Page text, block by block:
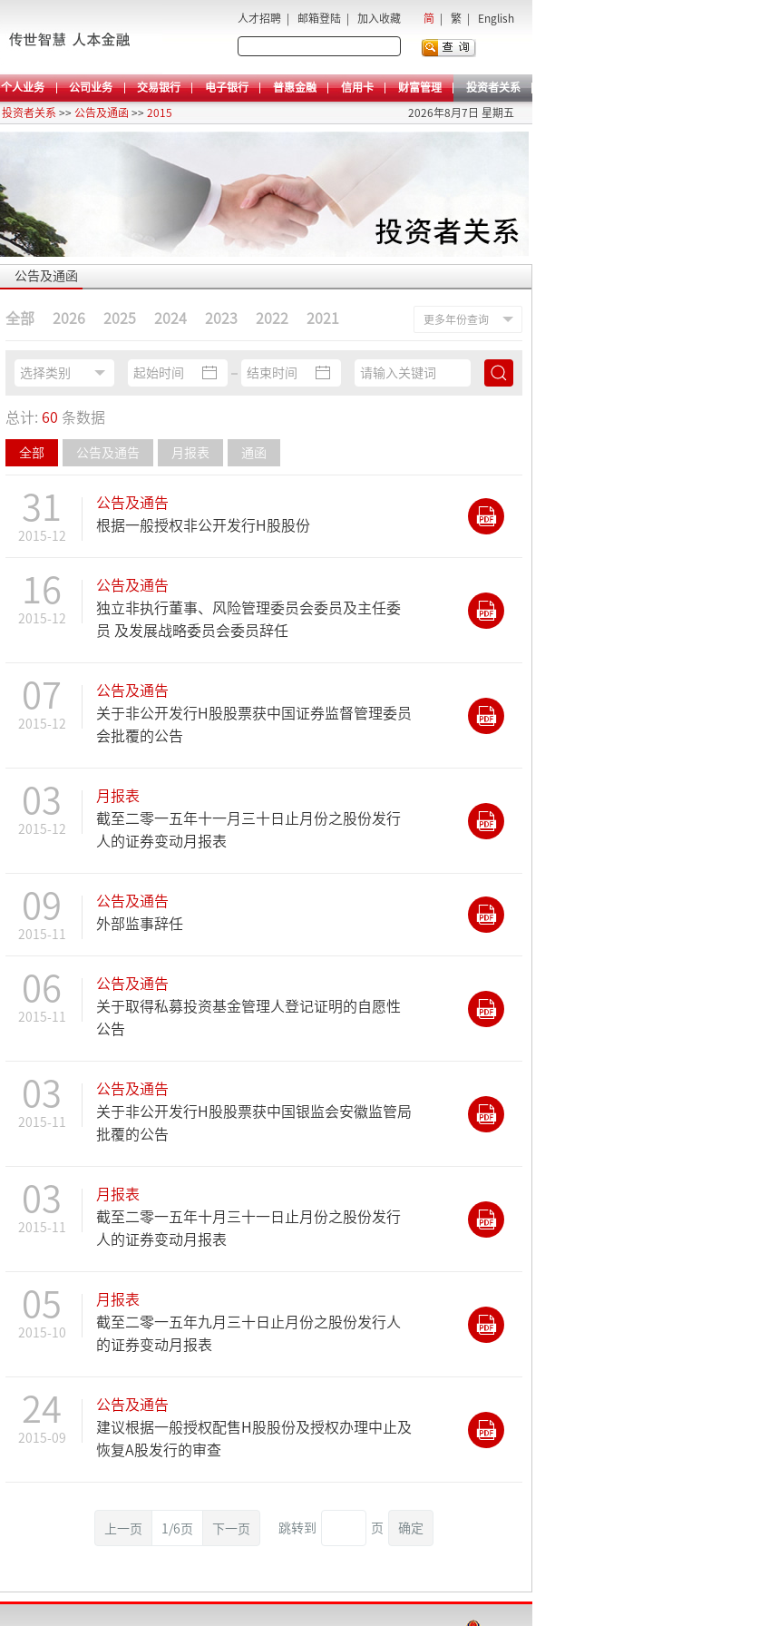
人才招聘 邮箱登陆 加入收藏 简 繁 English
个人业务 公司业务 交易银行 电子银行 普惠金融 信用卡 财富管理 投资者关系
投资者关系 >> 公告及通函 >> 2015 2026年8月7日 星期五
公告及通函
全部 2026 2025 2024 2023 2022 2021
总计: 60 条数据
全部 公告及通告 月报表 通函
31
2015-12
公告及通告
根据一般授权非公开发行H股股份
16
2015-12
公告及通告
独立非执行董事、风险管理委员会委员及主任委
员 及发展战略委员会委员辞任
07
2015-12
公告及通告
关于非公开发行H股股票获中国证券监督管理委员
会批覆的公告
03
2015-12
月报表
截至二零一五年十一月三十日止月份之股份发行
人的证券变动月报表
09
2015-11
公告及通告
外部监事辞任
06
2015-11
公告及通告
关于取得私募投资基金管理人登记证明的自愿性
公告
03
2015-11
公告及通告
关于非公开发行H股股票获中国银监会安徽监管局
批覆的公告
03
2015-11
月报表
截至二零一五年十月三十一日止月份之股份发行
人的证券变动月报表
05
2015-10
月报表
截至二零一五年九月三十日止月份之股份发行人
的证券变动月报表
24
2015-09
公告及通告
建议根据一般授权配售H股股份及授权办理中止及
恢复A股发行的审查
上一页 1/6页 下一页 跳转到 页 确定